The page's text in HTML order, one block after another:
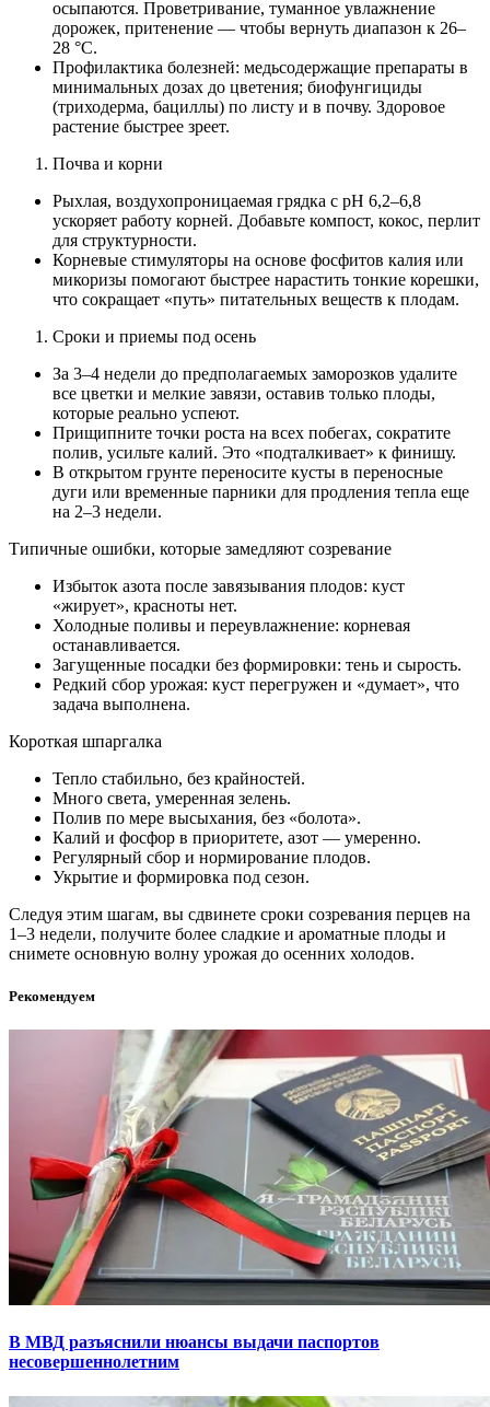
осыпаются. Проветривание, туманное увлажнение
дорожек, притенение — чтобы вернуть диапазон к 26–
28 °C.
Профилактика болезней: медьсодержащие препараты в
минимальных дозах до цветения; биофунгициды
(триходерма, бациллы) по листу и в почву. Здоровое
растение быстрее зрeет.
Почва и корни
Рыхлая, воздухопроницаемая грядка с pH 6,2–6,8
ускоряет работу корней. Добавьте компост, кокос, перлит
для структурности.
Корневые стимуляторы на основе фосфитов калия или
микоризы помогают быстрее нарастить тонкие корешки,
что сокращает «путь» питательных веществ к плодам.
Сроки и приемы под осень
За 3–4 недели до предполагаемых заморозков удалите
все цветки и мелкие завязи, оставив только плоды,
которые реально успеют.
Прищипните точки роста на всех побегах, сократите
полив, усильте калий. Это «подталкивает» к финишу.
В открытом грунте переносите кусты в переносные
дуги или временные парники для продления тепла еще
на 2–3 недели.
Типичные ошибки, которые замедляют созревание
Избыток азота после завязывания плодов: куст
«жирует», красноты нет.
Холодные поливы и переувлажнение: корневая
останавливается.
Загущенные посадки без формировки: тень и сырость.
Редкий сбор урожая: куст перегружен и «думает», что
задача выполнена.
Короткая шпаргалка
Тепло стабильно, без крайностей.
Много света, умеренная зелень.
Полив по мере высыхания, без «болота».
Калий и фосфор в приоритете, азот — умеренно.
Регулярный сбор и нормирование плодов.
Укрытие и формировка под сезон.
Следуя этим шагам, вы сдвинете сроки созревания перцев на
1–3 недели, получите более сладкие и ароматные плоды и
снимете основную волну урожая до осенних холодов.
Рекомендуем
В МВД разъяснили нюансы выдачи паспортов
несовершеннолетним